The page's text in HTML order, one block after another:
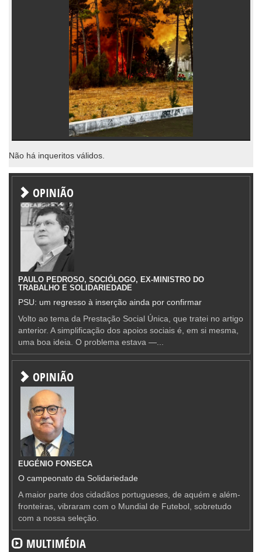
Não há inqueritos válidos.
OPINIÃO
PAULO PEDROSO, SOCIÓLOGO, EX-MINISTRO DO
TRABALHO E SOLIDARIEDADE
PSU: um regresso à inserção ainda por confirmar
Volto ao tema da Prestação Social Única, que tratei no artigo
anterior. A simplificação dos apoios sociais é, em si mesma,
uma boa ideia. O problema estava —...
OPINIÃO
EUGÉNIO FONSECA
O campeonato da Solidariedade
A maior parte dos cidadãos portugueses, de aquém e além-
fronteiras, vibraram com o Mundial de Futebol, sobretudo
com a nossa seleção.
MULTIMÉDIA